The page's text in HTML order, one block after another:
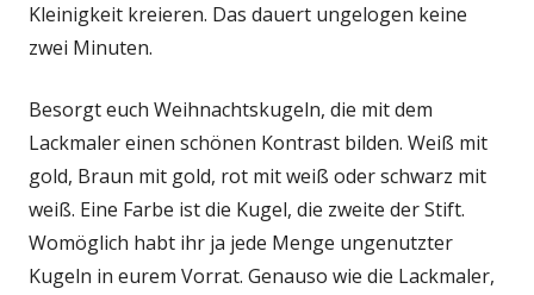
Kleinigkeit kreieren. Das dauert ungelogen keine
zwei Minuten.
Besorgt euch Weihnachtskugeln, die mit dem
Lackmaler einen schönen Kontrast bilden. Weiß mit
gold, Braun mit gold, rot mit weiß oder schwarz mit
weiß. Eine Farbe ist die Kugel, die zweite der Stift.
Womöglich habt ihr ja jede Menge ungenutzter
Kugeln in eurem Vorrat. Genauso wie die Lackmaler,